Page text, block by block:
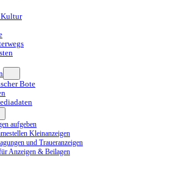
Bote
aufgeben
Kleinanzeigen
und Traueranzeigen
Anzeigen & Beilagen